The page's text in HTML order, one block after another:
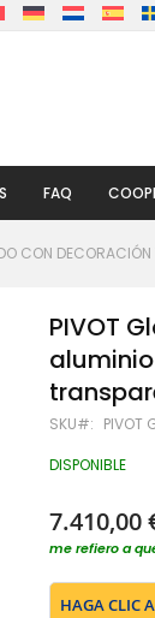
FAQ
CON DECORACIÓN
PIVOT
SKU PIVOT
DISPONIBLE
7.410,00
me refiero a
HAGA CLIC